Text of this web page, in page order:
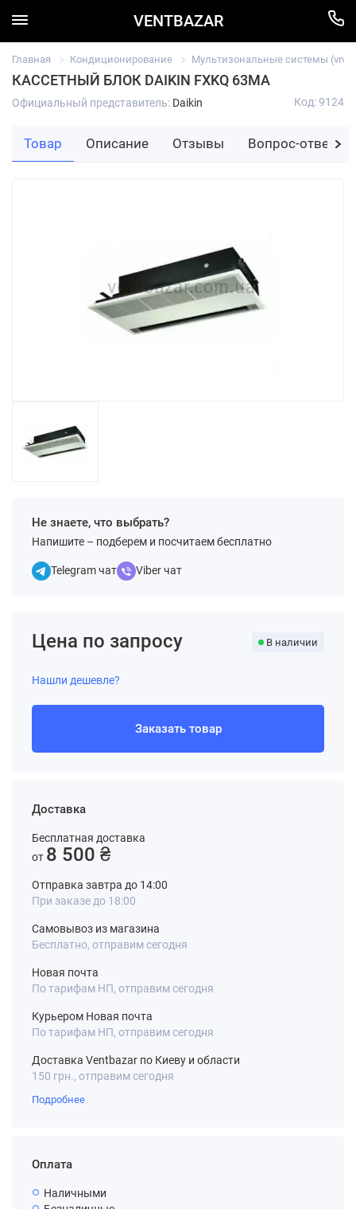
VENTBAZAR
Главная Кондиционирование Мультизональные системы (vrv/
КАССЕТНЫЙ БЛОК DAIKIN FXKQ 63MA
Официальный представитель: Daikin Код: 9124
Не знаете, что выбрать?
Напишите – подберем и посчитаем бесплатно
Telegram чат Viber чат
Доставка
Бесплатная доставка
от 8 500 ₴
Отправка завтра до 14:00
При заказе до 18:00
Самовывоз из магазина
Бесплатно, отправим сегодня
Новая почта
По тарифам НП, отправим сегодня
Курьером Новая почта
По тарифам НП, отправим сегодня
Доставка Ventbazar по Киеву и области
150 грн., отправим сегодня
Подробнее
Оплата
Наличными
Цена по запросу В наличии
Нашли дешевле?
Заказать товар
Товар Описание Отзывы Вопрос-ответ